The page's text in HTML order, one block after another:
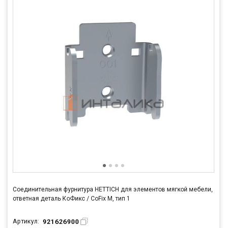
Соединительная фурнитура HETTICH для элементов мягкой мебели,
ответная деталь КоФикс / CoFix M, тип 1
Артикул: 921626900